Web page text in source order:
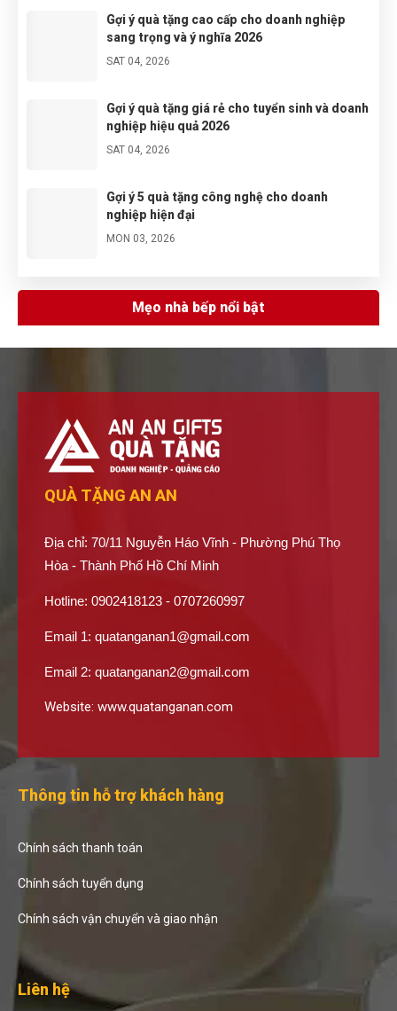
Gợi ý quà tặng cao cấp cho doanh nghiệp
sang trọng và ý nghĩa 2026
SAT 04, 2026
Gợi ý quà tặng giá rẻ cho tuyển sinh và doanh
nghiệp hiệu quả 2026
SAT 04, 2026
Gợi ý 5 quà tặng công nghệ cho doanh
nghiệp hiện đại
MON 03, 2026
trường học
MON 03, 2026
Mẹo nhà bếp nổi bật
QUÀ TẶNG AN AN
Địa chỉ: 70/11 Nguyễn Háo Vĩnh - Phường Phú Thọ
Hòa - Thành Phố Hồ Chí Minh
Hotline: 0902418123 - 0707260997
Email 1: quatanganan1@gmail.com
Email 2: quatanganan2@gmail.com
Website: www.quatanganan.com
Thông tin hỗ trợ khách hàng
Chính sách thanh toán
Chính sách tuyển dụng
Chính sách vận chuyển và giao nhận
Liên hệ